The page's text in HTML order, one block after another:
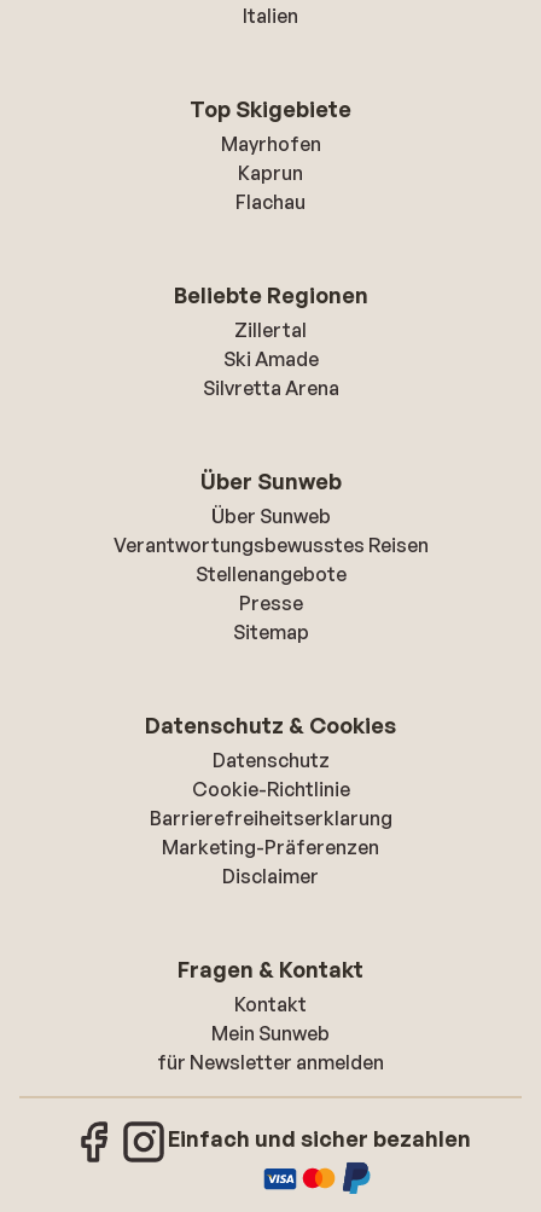
Italien
Top Skigebiete
Mayrhofen
Kaprun
Flachau
Beliebte Regionen
Zillertal
Ski Amade
Silvretta Arena
Über Sunweb
Über Sunweb
Verantwortungsbewusstes Reisen
Stellenangebote
Presse
Sitemap
Datenschutz & Cookies
Datenschutz
Cookie-Richtlinie
Barrierefreiheitserklarung
Marketing-Präferenzen
Disclaimer
Fragen & Kontakt
Kontakt
Mein Sunweb
für Newsletter anmelden
Einfach und sicher bezahlen